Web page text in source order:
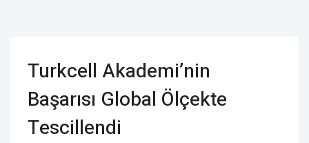
Turkcell Akademi’nin
Başarısı Global Ölçekte
Tescillendi